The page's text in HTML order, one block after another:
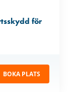
för
BOKA PLATS